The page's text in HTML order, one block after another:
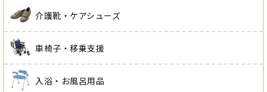
介護靴・ケアシューズ
車椅子・移乗支援
入浴・お風呂用品